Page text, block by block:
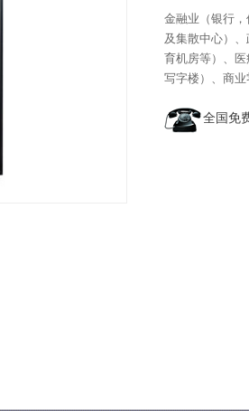
金融业（银行
及集散中心）
育机房等）、
写字楼）、商业
全国免